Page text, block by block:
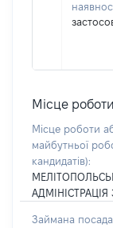
Місце
Місце роботи
майбутньої
кандидатів):
АДМІНІСТРАЦІЯ
Займана посада